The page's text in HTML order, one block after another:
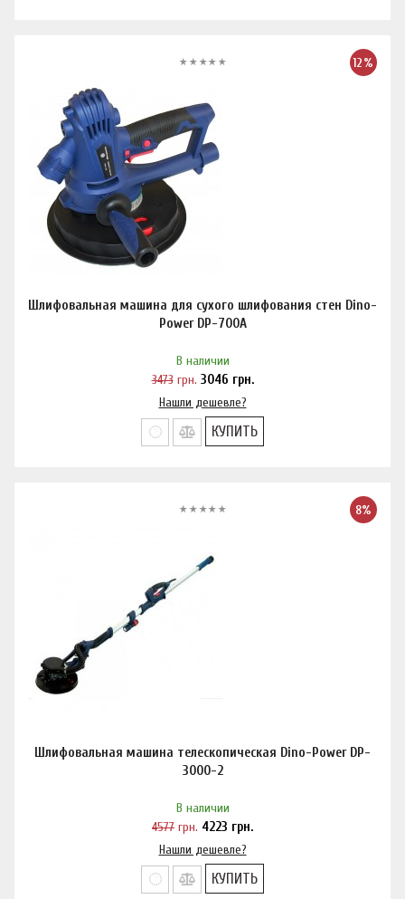
12%
Шлифовальная машина для сухого шлифования стен Dino-
Power DP-700A
В наличии
3473грн. 3046 грн.
Нашли дешевле?
КУПИТЬ
8%
Шлифовальная машина телескопическая Dino-Power DP-
3000-2
В наличии
4577 грн. 4223 грн.
Нашли дешевле?
КУПИТЬ